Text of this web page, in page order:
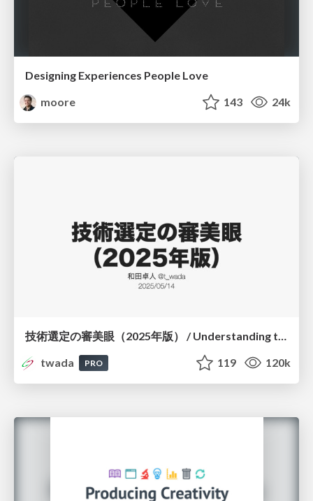
Designing Experiences People Love
moore
143 24k
twada
PRO 119 120k